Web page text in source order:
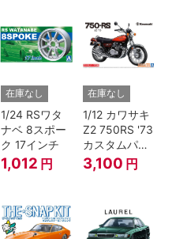
在庫なし
1/24 RSワタ
ナベ 8スポー
ク 17インチ
1,012 円
在庫なし
1/12 カワサキ
Z2 750RS '73
カスタムパー
ツ付き
3,100 円